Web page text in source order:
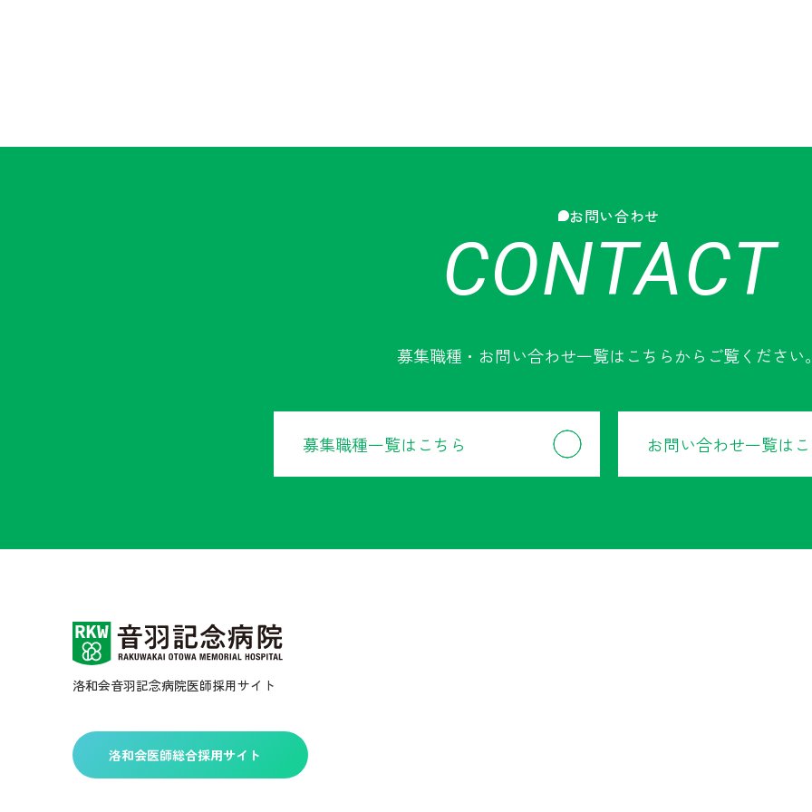
お問い合わせ
CONTACT
募集職種・お問い合わせ一覧は こちらからご覧ください
募集職種一覧はこちら お問い合わせ一覧は
洛和会音羽記念病院医師採用サイト
洛和会医師総合採用サイト